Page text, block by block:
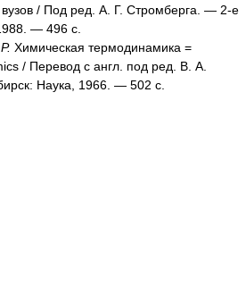
/ Под ред. А. Г. Стромберга. — 2-е
— 496 с.
Химическая термодинамика =
/ Перевод с англ. под ред. В. А.
Наука, 1966. — 502 с.